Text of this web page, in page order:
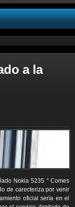
a la
Nokia 5235 " Comes
de carecteriza por venir
oficial sería en el